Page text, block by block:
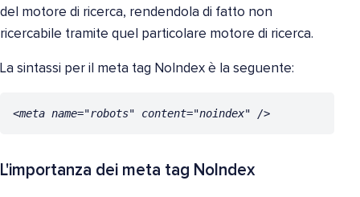
del motore di ricerca, rendendola di fatto non
ricercabile tramite quel particolare motore di ricerca.
La sintassi per il meta tag NoIndex è la seguente:
<meta name="robots" content="noindex" />
L'importanza dei meta tag NoIndex